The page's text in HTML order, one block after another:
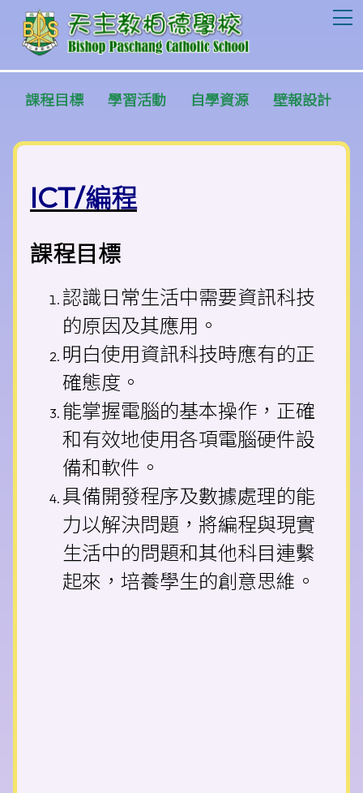
課程目標 學習活動 自學資源 壁報設計
ICT/編程
課程目標
認識日常生活中需要資訊科技
的原因及其應用。
明白使用資訊科技時應有的正
確態度。
能掌握電腦的基本操作，正確
和有效地使用各項電腦硬件設
備和軟件。
具備開發程序及數據處理的能
力以解決問題，將編程與現實
生活中的問題和其他科目連繫
起來，培養學生的創意思維。